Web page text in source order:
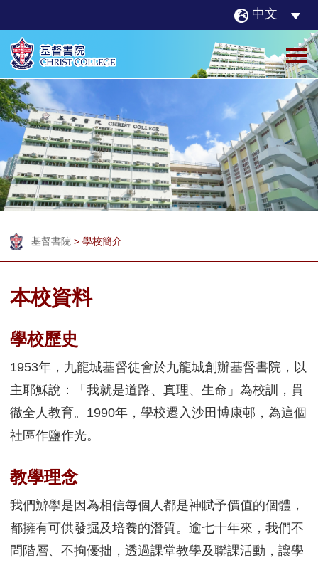
中文
基督書院 > 學校簡介
本校資料
學校歷史
1953年，九龍城基督徒會於九龍城創辦基督書院，以
主耶穌說：「我就是道路、真理、生命」為校訓，貫
徹全人教育。1990年，學校遷入沙田博康邨，為這個
社區作鹽作光。
教學理念
我們辧學是因為相信每個人都是神賦予價值的個體，
都擁有可供發掘及培養的潛質。逾七十年來，我們不
問階層、不拘優拙，透過課堂教學及聯課活動，讓學